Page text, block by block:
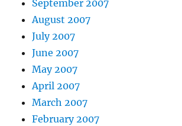
September 2007
August 2007
July 2007
June 2007
May 2007
April 2007
March 2007
February 2007